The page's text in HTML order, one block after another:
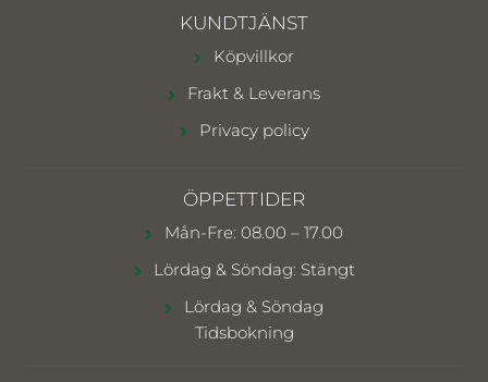
KUNDTJÄNST
Köpvillkor
Frakt & Leverans
Privacy policy
ÖPPETTIDER
Mån-Fre: 08.00 – 17.00
Lördag & Söndag: Stängt
Lördag & Söndag
Tidsbokning